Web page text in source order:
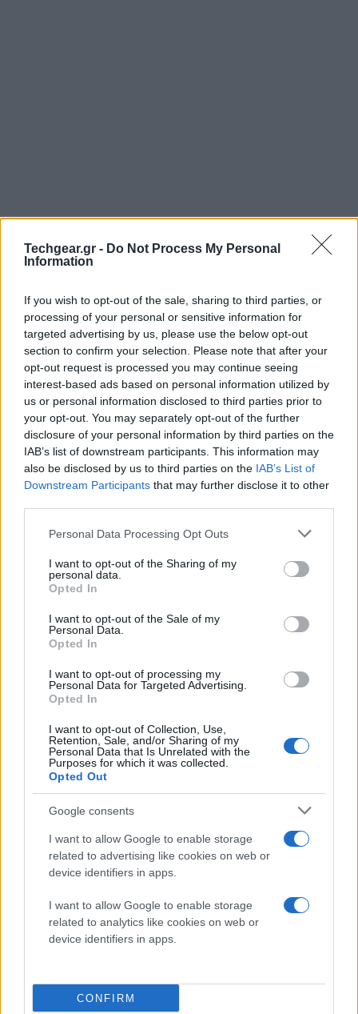
Techgear.gr - Do Not Process My Personal
Information
If you wish to opt-out of the sale, sharing to third parties, or
processing of your personal or sensitive information for
targeted advertising by us, please use the below opt-out
section to confirm your selection. Please note that after your
opt-out request is processed you may continue seeing
interest-based ads based on personal information utilized by
us or personal information disclosed to third parties prior to
your opt-out. You may separately opt-out of the further
disclosure of your personal information by third parties on the
IAB’s list of downstream participants. This information may
also be disclosed by us to third parties on the IAB’s List of
Downstream Participants that may further disclose it to other
Please note that this website/app uses one or more Google
not limited to your visit or usage behaviour. You may click to
grant or deny consent to Google and its third-party tags to
use your data for below specified purposes in below Google
consent section.
Personal Data Processing Opt Outs
I want to opt-out of the Sharing of my
personal data.
Opted In
I want to opt-out of the Sale of my
Personal Data.
Opted In
I want to opt-out of processing my
Personal Data for Targeted Advertising.
Opted In
I want to opt-out of Collection, Use,
Retention, Sale, and/or Sharing of my
Personal Data that Is Unrelated with the
Purposes for which it was collected.
Opted Out
Google consents
I want to allow Google to enable storage
related to advertising like cookies on web or
device identifiers in apps.
I want to allow Google to enable storage
related to analytics like cookies on web or
device identifiers in apps.
CONFIRM